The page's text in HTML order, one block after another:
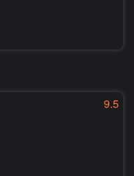
9.5